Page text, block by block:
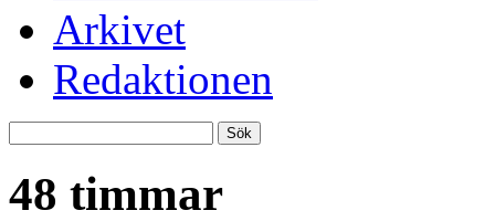
Arkivet
Redaktionen
48 timmar